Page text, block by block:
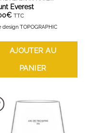
Everest
€ TTC
design TOPOGRAPHIC
AJOUTER AU
PANIER
AJOUTER À LA LISTE D'ENVIES